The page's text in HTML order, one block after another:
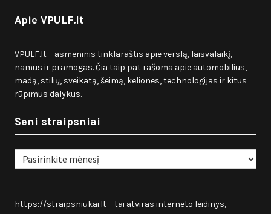
Apie VPULF.lt
VPULF.lt – asmeninis tinklaraštis apie verslą, laisvalaikį,
namus ir pramogas. Čia taip pat rašoma apie automobilius,
madą, stilių, sveikatą, šeimą, keliones, technologijas ir kitus
rūpimus dalykus.
Seni straipsniai
Seni
straipsniai
https://straipsniukai.lt– tai atviras interneto leidinys,